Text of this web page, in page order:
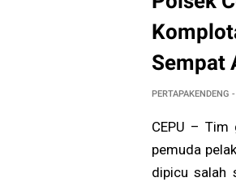
Sempat
PERTAPAKENDENG
CEPU – Tim
pemuda
dipicu salah